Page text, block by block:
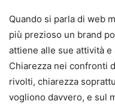
Quando si parla di web
più prezioso un brand
attiene alle sue attività
Chiarezza nei confronti
rivolti, chiarezza
vogliono davvero, e sul